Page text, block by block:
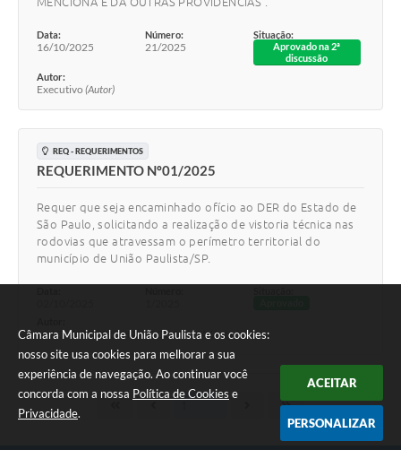
Câmara Municipal de União Paulista e os cookies:
nosso site usa cookies para melhorar a sua
experiência de navegação. Ao continuar você
concorda com a nossa Política de Cookies e
Privacidade.
ACEITAR
PERSONALIZAR
Data:
16/10/2025
Número:
21/2025
Situação:
Aprovado na 2ª
discussão
Autor:
Executivo (Autor)
REQ - REQUERIMENTOS
REQUERIMENTO Nº01/2025
Requer que seja encaminhado ofício ao DER do Estado de
São Paulo, solicitando a realização de vistoria técnica nas
rodovias que atravessam o perímetro territorial do
município de União Paulista/SP.
JOSE VALTENIR CHAVES DE SOUSA(Autor)